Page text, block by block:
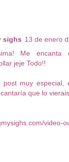
sighs 13 de enero
Me encanta
jeje Todo!!
post muy especial,
que lo
video-